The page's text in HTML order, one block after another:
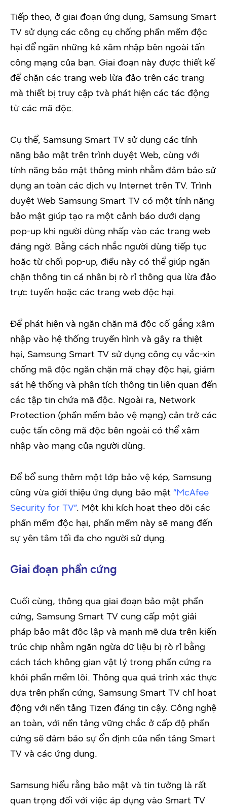
Tiếp theo, ở giai đoạn ứng dụng, Samsung Smart
TV sử dụng các công cụ chống phần mềm độc
hại để ngăn những kẻ xâm nhập bên ngoài tấn
công mạng của bạn. Giai đoạn này được thiết kế
để chặn các trang web lừa đảo trên các trang
mà thiết bị truy cập tvà phát hiện các tác động
từ các mã độc.
Cụ thể, Samsung Smart TV sử dụng các tính
năng bảo mật trên trình duyệt Web, cùng với
tính năng bảo mật thông minh nhằm đảm bảo sử
dụng an toàn các dịch vụ Internet trên TV. Trình
duyệt Web Samsung Smart TV có một tính năng
bảo mật giúp tạo ra một cảnh báo dưới dạng
pop-up khi người dùng nhấp vào các trang web
đáng ngờ. Bằng cách nhắc người dùng tiếp tục
hoặc từ chối pop-up, điều này có thể giúp ngăn
chặn thông tin cá nhân bị rò rỉ thông qua lừa đảo
trực tuyến hoặc các trang web độc hại.
Để phát hiện và ngăn chặn mã độc cố gắng xâm
nhập vào hệ thống truyền hình và gây ra thiệt
hại, Samsung Smart TV sử dụng công cụ vắc-xin
chống mã độc ngăn chặn mã chạy độc hại, giám
sát hệ thống và phân tích thông tin liên quan đến
các tập tin chứa mã độc. Ngoài ra, Network
Protection (phần mềm bảo vệ mạng) cản trở các
cuộc tấn công mã độc bên ngoài có thể xâm
nhập vào mạng của người dùng.
Để bổ sung thêm một lớp bảo vệ kép, Samsung
cũng vừa giới thiệu ứng dụng bảo mật “McAfee
Security for TV”. Một khi kích hoạt theo dõi các
phần mềm độc hại, phần mềm này sẽ mang đến
sự yên tâm tối đa cho người sử dụng.
Giai đoạn phần cứng
Cuối cùng, thông qua giai đoạn bảo mật phần
cứng, Samsung Smart TV cung cấp một giải
pháp bảo mật độc lập và mạnh mẽ dựa trên kiến
trúc chip nhằm ngăn ngừa dữ liệu bị rò rỉ bằng
cách tách không gian vật lý trong phần cứng ra
khỏi phần mềm lõi. Thông qua quá trình xác thực
dựa trên phần cứng, Samsung Smart TV chỉ hoạt
động với nền tảng Tizen đáng tin cậy. Công nghệ
an toàn, với nền tảng vững chắc ở cấp độ phần
cứng sẽ đảm bảo sự ổn định của nền tảng Smart
TV và các ứng dụng.
Samsung hiểu rằng bảo mật và tin tưởng là rất
quan trọng đối với việc áp dụng vào Smart TV